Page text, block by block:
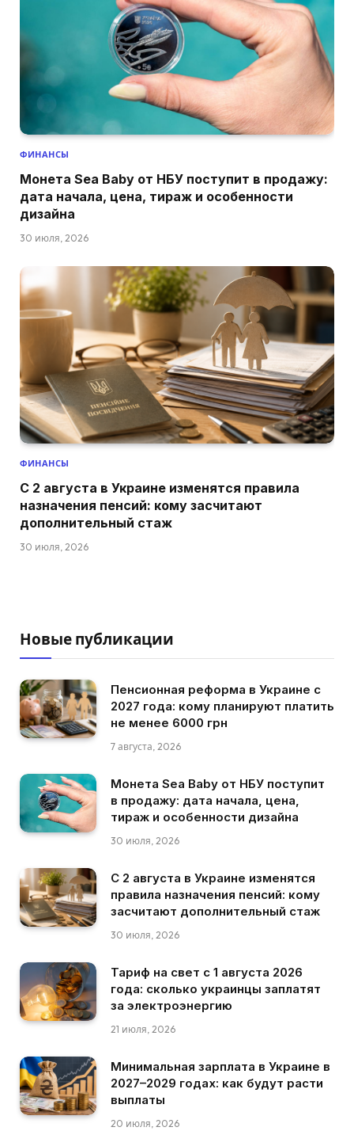
ФИНАНСЫ
Монета Sea Baby от НБУ поступит в продажу:
дата начала, цена, тираж и особенности
дизайна
30 июля, 2026
ФИНАНСЫ
С 2 августа в Украине изменятся правила
назначения пенсий: кому засчитают
дополнительный стаж
30 июля, 2026
Новые публикации
Пенсионная реформа в Украине с
2027 года: кому планируют платить
не менее 6000 грн
7 августа, 2026
Монета Sea Baby от НБУ поступит
в продажу: дата начала, цена,
тираж и особенности дизайна
30 июля, 2026
С 2 августа в Украине изменятся
правила назначения пенсий: кому
засчитают дополнительный стаж
30 июля, 2026
Тариф на свет с 1 августа 2026
года: сколько украинцы заплатят
за электроэнергию
21 июля, 2026
Минимальная зарплата в Украине в
2027–2029 годах: как будут расти
выплаты
20 июля, 2026